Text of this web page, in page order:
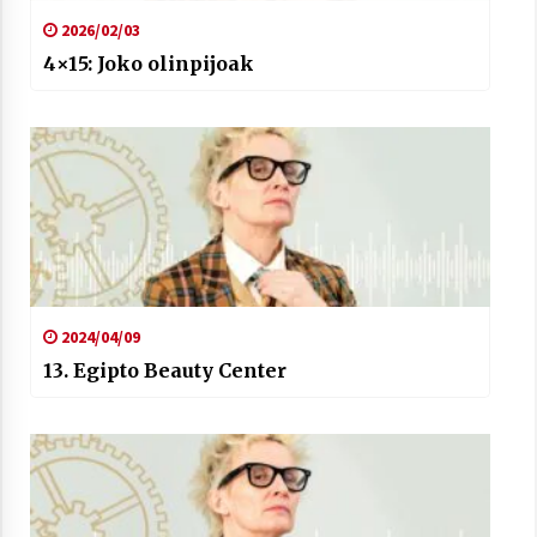
Arrosaren laburpen bideoa Hamaika
Telebistaren eskutik
2021/06/30
2026/02/03
4×15: Joko olinpijoak
2024/04/09
13. Egipto Beauty Center